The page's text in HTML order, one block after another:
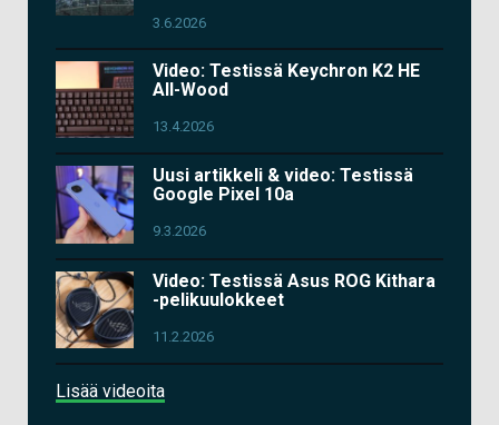
3.6.2026
Video: Testissä Keychron K2 HE
All-Wood
13.4.2026
Uusi artikkeli & video: Testissä
Google Pixel 10a
9.3.2026
Video: Testissä Asus ROG Kithara
-pelikuulokkeet
11.2.2026
Lisää videoita